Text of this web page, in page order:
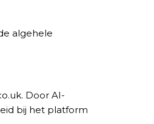
algehele
Door AI-
bij het platform